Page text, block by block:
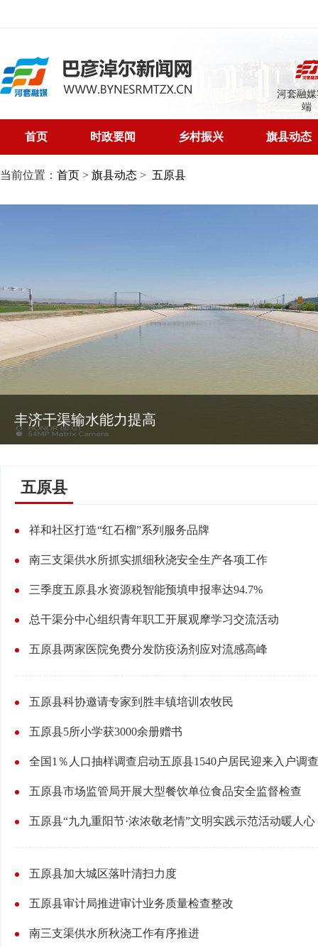
河套融
端
首页 时政要闻 乡村振兴 旗县动态
当前位置： 首页 > 旗县动态 > 五原县
丰济干渠输水能力提高
五原县
祥和社区打造“红石榴”系列服务品牌
南三支渠供水所抓实抓细秋浇安全生产各项工作
三季度五原县水资源税智能预填申报率达94.7%
总干渠分中心组织青年职工开展观摩学习交流活动
五原县两家医院免费分发防疫汤剂应对流感高峰
五原县科协邀请专家到胜丰镇培训农牧民
五原县5所小学获3000余册赠书
全国1％人口抽样调查启动五原县1540户居民迎来入户调查
五原县市场监管局开展大型餐饮单位食品安全监督检查
五原县“九九重阳节·浓浓敬老情”文明实践示范活动暖人心
五原县加大城区落叶清扫力度
五原县审计局推进审计业务质量检查整改
南三支渠供水所秋浇工作有序推进